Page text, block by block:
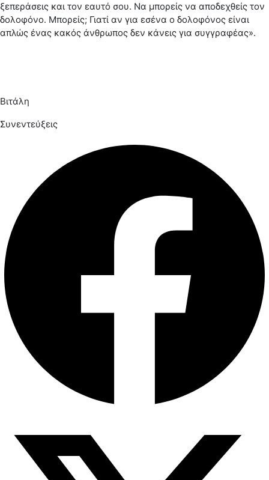
ξεπεράσεις και τον εαυτό σου. Να μπορείς να αποδεχθείς τον
δολοφόνο. Μπορείς; Γιατί αν για εσένα ο δολοφόνος είναι
απλώς ένας κακός άνθρωπος δεν κάνεις για συγγραφέας».
Βιτάλη
Συνεντεύξεις